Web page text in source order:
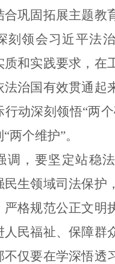
合巩固拓展主题教
刻领会习近平法
质和实践要求，在
法治国有效贯通起
行动深刻领悟“两
两个维护”。
调，要坚定站稳
民生领域司法保护
严格规范公正文明
人民福祉、保障群
不仅要在学深悟透